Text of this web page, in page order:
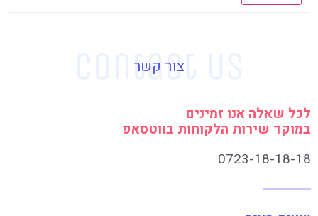
צור קשר
לכל שאלה אנו זמינים
במוקד שירות הלקוחות בווטסאפ
0723-18-18-18